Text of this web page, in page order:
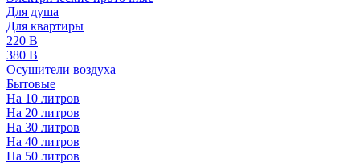
Для душа
Для квартиры
220 В
380 В
Осушители воздуха
Бытовые
На 10 литров
На 20 литров
На 30 литров
На 40 литров
На 50 литров